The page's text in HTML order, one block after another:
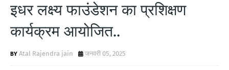
इधर लक्ष्य फाउंडेशन का प्रशिक्षण
कार्यक्रम आयोजित..
Atal Rajendra jain जनवरी 05, 2025